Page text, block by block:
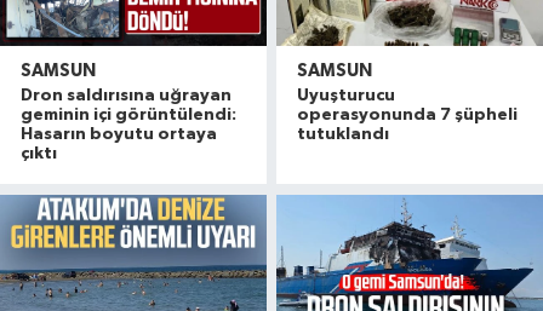
SAMSUN
Dron saldırısına uğrayan
geminin içi görüntülendi:
Hasarın boyutu ortaya
çıktı
SAMSUN
Uyuşturucu
operasyonunda 7 şüpheli
tutuklandı